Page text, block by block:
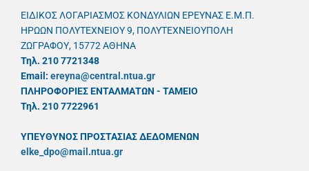
ΕΙΔΙΚΟΣ ΛΟΓΑΡΙΑΣΜΟΣ ΚΟΝΔΥΛΙΩΝ ΕΡΕΥΝΑΣ Ε.Μ.Π.
ΗΡΩΩΝ ΠΟΛΥΤΕΧΝΕΙΟΥ 9, ΠΟΛΥΤΕΧΝΕΙΟΥΠΟΛΗ
ΖΩΓΡΑΦΟΥ, 15772 ΑΘΗΝΑ
Τηλ. 210 7721348
Email: ereyna@central.ntua.gr
ΠΛΗΡΟΦΟΡΙΕΣ ΕΝΤΑΛΜΑΤΩΝ - ΤΑΜΕΙΟ
Τηλ. 210 7722961
ΥΠΕΥΘYΝΟΣ ΠΡΟΣΤΑΣΙΑΣ ΔΕΔΟΜΕΝΩΝ
elke_dpo@mail.ntua.gr